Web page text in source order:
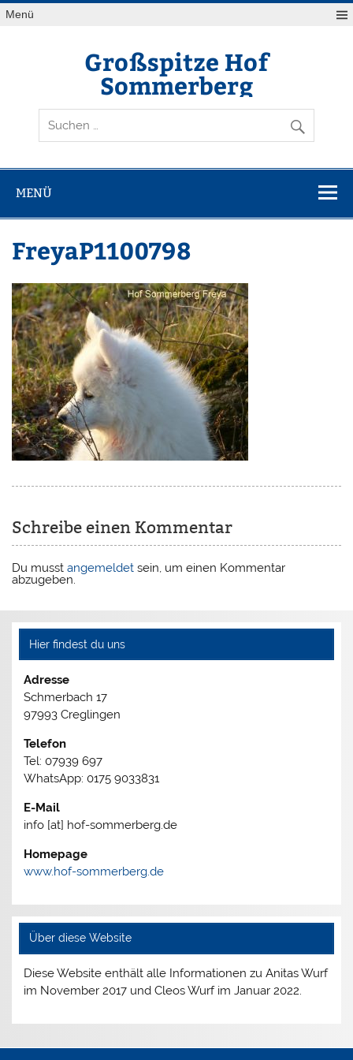
Zum
Inhalt
Menü
Großspitze Hof
Sommerberg
MENÜ
FreyaP1100798
Schreibe einen Kommentar
Du musstangemeldet sein, um einen Kommentar
abzugeben.
Hier findest du uns
Adresse
Schmerbach 17
97993 Creglingen
Telefon
Tel: 07939 697
WhatsApp: 0175 9033831
E-Mail
info [at] hof-sommerberg.de
Homepage
www.hof-sommerberg.de
Über diese Website
Diese Website enthält alle Informationen zu Anitas Wurf
im November 2017 und Cleos Wurf im Januar 2022.